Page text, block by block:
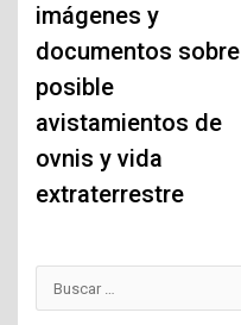
entradas
imágenes y
documentos sobre
posible
avistamientos de
ovnis y vida
extraterrestre
Buscar: